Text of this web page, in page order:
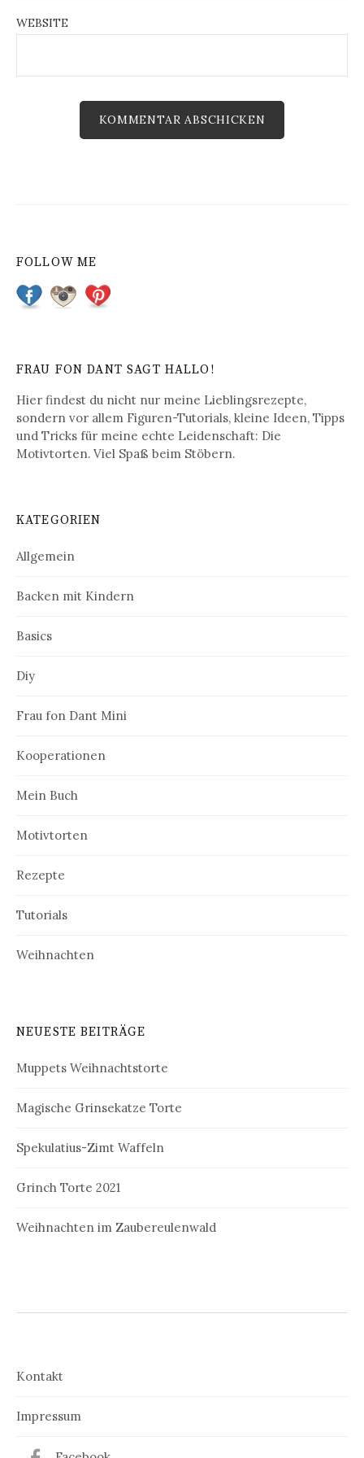
WEBSITE
FOLLOW ME
FRAU FON DANT SAGT HALLO!
Hier findest du nicht nur meine Lieblingsrezepte,
sondern vor allem Figuren-Tutorials, kleine Ideen, Tipps
und Tricks für meine echte Leidenschaft: Die
Motivtorten. Viel Spaß beim Stöbern.
KATEGORIEN
Allgemein
Backen mit Kindern
Basics
Diy
Frau fon Dant Mini
Kooperationen
Mein Buch
Motivtorten
Rezepte
Tutorials
Weihnachten
NEUESTE BEITRÄGE
Muppets Weihnachtstorte
Magische Grinsekatze Torte
Spekulatius-Zimt Waffeln
Grinch Torte 2021
Weihnachten im Zaubereulenwald
Kontakt
Impressum